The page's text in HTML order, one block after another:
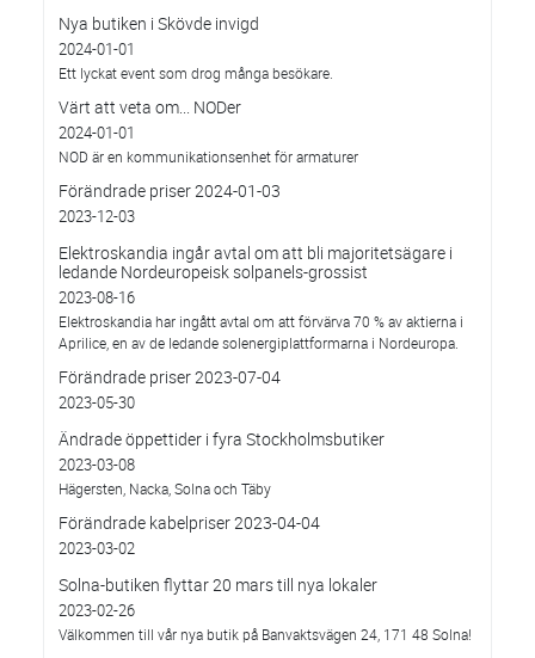
Nya butiken i Skövde invigd
2024-01-01
Ett lyckat event som drog många besökare.
Värt att veta om... NODer
2024-01-01
NOD är en kommunikationsenhet för armaturer
Förändrade priser 2024-01-03
2023-12-03
Elektroskandia ingår avtal om att bli majoritetsägare i
ledande Nordeuropeisk solpanels-grossist
2023-08-16
Elektroskandia har ingått avtal om att förvärva 70 % av aktierna i
Aprilice, en av de ledande solenergiplattformarna i Nordeuropa.
Förändrade priser 2023-07-04
2023-05-30
Ändrade öppettider i fyra Stockholmsbutiker
2023-03-08
Hägersten, Nacka, Solna och Täby
Förändrade kabelpriser 2023-04-04
2023-03-02
Solna-butiken flyttar 20 mars till nya lokaler
2023-02-26
Välkommen till vår nya butik på Banvaktsvägen 24, 171 48 Solna!